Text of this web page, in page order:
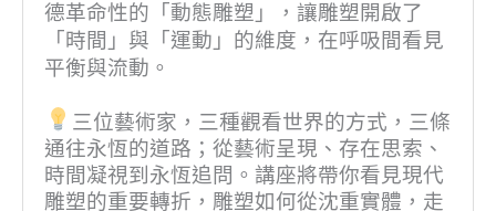
德革命性的「動態雕塑」，讓雕塑開啟了
「時間」與「運動」的維度，在呼吸間看見
平衡與流動。
三位藝術家，三種觀看世界的方式，三條
通往永恆的道路；從藝術呈現、存在思索、
時間凝視到永恆追問。講座將帶你看見現代
雕塑的重要轉折，雕塑如何從沈重實體，走